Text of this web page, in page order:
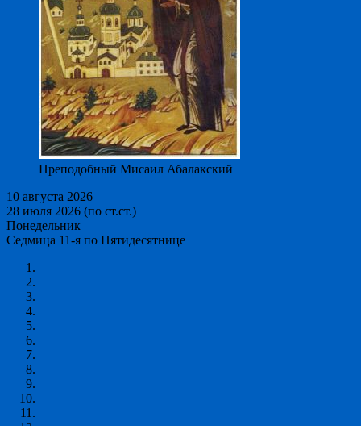
Преподобный Мисаил Абалакский
10 августа 2026
28 июля 2026 (по ст.ст.)
Понедельник
Седмица 11-я по Пятидесятнице